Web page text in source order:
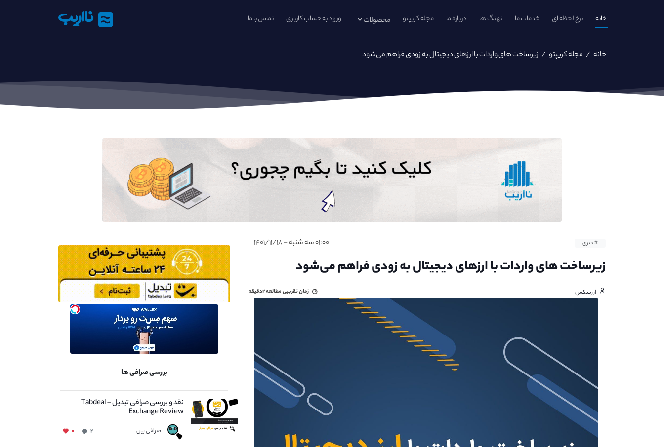
خانه نرخ لحظه ای خدمات ما نهنگ ها درباره ما مجله کریپتو محصولات ورود به حساب کاربری تماس با ما نااریب
خانه / مجله کریپتو / زیرساخت‌ های واردات با ارزهای دیجیتال به زودی فراهم می‌شود
#خبری ۰۱:۰۰ سه شنبه - ۱۴۰۱/۱۱/۱۸
زیرساخت‌ های واردات با ارزهای دیجیتال به زودی فراهم می‌شود
ارزینکس زمان تقریبی مطالعه۲دقیقه
بررسی صرافی ها
نقد و بررسی صرافی تبدیل – Tabdeal
Exchange Review
صرافی بین ۲ ۰